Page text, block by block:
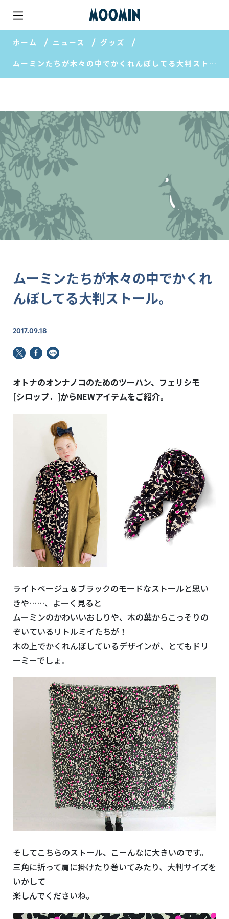
ホーム ニュース グッズ
ムーミンたちが木々の中でかくれんぼしてる大判ストール。
ムーミンたちが木々の中でかくれ
んぼしてる大判ストール。
2017.09.18
オトナのオンナノコのためのツーハン、フェリシモ
[シロップ．]からNEWアイテムをご紹介。
ライトベージュ＆ブラックのモードなストールと思い
きや……、よーく見ると
ムーミンのかわいいおしりや、木の葉からこっそりの
ぞいているリトルミイたちが！
木の上でかくれんぼしているデザインが、とてもドリ
ーミーでしょ。
そしてこちらのストール、こーんなに大きいのです。
三角に折って肩に掛けたり巻いてみたり、大判サイズを
いかして
楽しんでくださいね。